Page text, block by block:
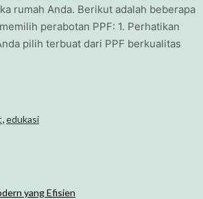
rumah Anda. Berikut adalah beberapa
perabotan PPF: 1. Perhatikan
pilih terbuat dari PPF berkualitas
,edukasi
yang Efisien